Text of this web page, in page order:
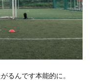
るんです本能的に。